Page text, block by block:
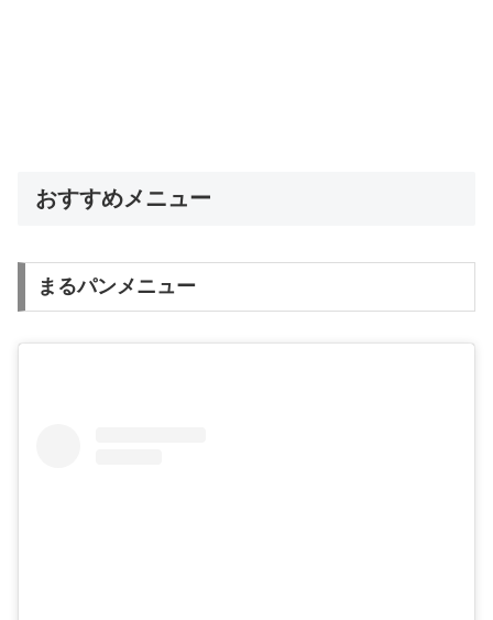
おすすめメニュー
まるパンメニュー